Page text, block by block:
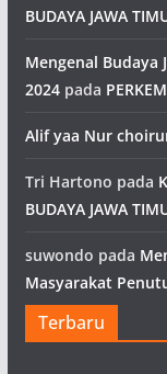
BUDAYA JAWA
Mengenal Budaya
2024pada
Alif yaa Nur
Tri Hartono pada
BUDAYA JAWA
suwondo pada
Masyarakat
Terbaru